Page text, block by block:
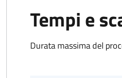
Tempi e
Durata massima del